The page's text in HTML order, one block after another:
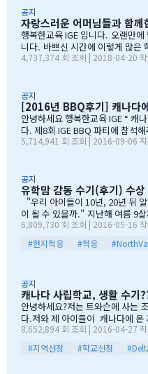
무 감사하엿지요. (아마 작년에 참
잘 아셧을것입니다 ^^). 매년 여름의 BBQ 파티는 WELCOME TO C
ANADA & WELCOME TO IGE 의미를 두
GE 의 Motto 에 대해서, 언급드린
그리고 상품 물건을 구입하면서,
공지
자랑스러운 어머님들과 함
행복한교육 IGE 입니다. 오랜만
니다. 바쁘신 시간에 이렇게 많은
자리를 빛내주셔서 진심으로 감사
rean 어머님들은 준비성은 최고
다. 유학맘이야기에 댓글이 27
님들은 50분이 넘으셔서, 처음 오
쁘신 와중에 참석해주신 [TD은행
합보험,캐나다쉬핑(코쉽해운),한
데 불편한거 없이 꼼꼼히 준비하
한의 카톡 및 연락이 오지않을까
4,737,374 회 조회 | 2018-04-20 작
공지
안녕하세요 행복한교육 IGE “ 캐나다에서 만나는 새로운 가족” 입니
다. 제8회 IGE BBQ 파티에 참석해주신 모든 IGE 가족분들께 진심으
로 감사드립니다. 오전에 비가 와서 걱정 또 걱정을 하였지만, 어느
전부터 차근 차근 준비하엿습니다. 많은 IGE 가족분들께서 참석해주
셧으며,(총114가족) 노스밴쿠버,
해주셧습니다. 11시30분부터 오
파티 시작으로 START 하엿지요.
찻기 그리고 Q & A 를 시작으로
물을 증정하는 즐거운 시간을 가져습니다. 매년 여름마
를 진행하면서 시간이 정말 빨리
5,714,941 회 조회 | 2016-09-06 작
공지
유학맘 감동 수기(후기) 수
"우리 아이들이 10년, 20년 뒤
이 될 수 있을까." 지난해 여름 9살짜리 아들과 6살짜리 딸아이를 데
리고 캐나다 밴쿠버로 조기유학을
르는 고민이었습니다. 지난 10여년동안 부모님과 함께 삼대가 살아
왔기에 고민은 더욱 컸습니다. 가
遷之敎, 맹자의 어머니가 자식을
망정, 조금이라도 기회가 있을 때
등을 떠미셨습니다. 경제적인 여건이 딱히 좋은 것도 아니었습니다.
유학비용도 평소 한국에서 들어가
가는 수준으로 잡았습니다. 자린고비 정신으로 단단히 무장을 했지
요. 어찌보면 단순무식하게 "영
6,809,730 회 조회 | 2016-05-16 작
#현지적응
#적응
공지
캐나다 사립학교, 생활 수기
안녕하세요?저는 트와슨에 사는
다.저와 제 아이들이 캐나다에 온
렇게 오래 있게 된 이유는 단 하나
다도 가까이 있고 조용하고 제 아
다.백인 비율도 높고요.ㅎㅎ제가
8,652,894 회 조회 | 2016-04-27 작
#지역선정
#학교선정